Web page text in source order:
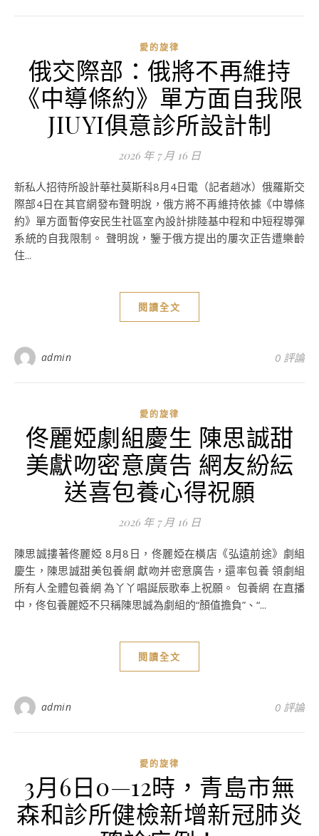
愛的旋律
俄交際部：俄將不再維持
《中導條約》單方面自我限
JIUYI俱意診所設計制
2026 年 7 月 16 日
新私人招待所設計華社莫斯科8月4日電（記者趙冰）俄羅斯交
際部4日在其官網發布聲明說，俄方將不再維持依據《中導條
約》單方面暫停安民生社區室內設計排陸基中程和中短程導彈
系統的自我限制。 聲明說，鑒于俄方提出的屢次正告遭樂齡
住...
閱讀全文
admin 0 評論
愛的旋律
佟麗婭劇組慶生 陳思誠甜
美獻吻密意廣告 網友紛紜
送喜包養心得祝願
2026 年 7 月 16 日
陳思誠摟著佟麗婭 8月8日，佟麗婭在橫店《弘遠前途》劇組
慶生，陳思誠甜美包養網 獻吻并密意廣告，還率包養 領劇組
所有人全體包養網 為丫丫唱誕辰歌奉上祝願。 包養網 在直播
中，佟包養麗婭不只稱陳思誠為劇組的“顏值擔負”、“...
閱讀全文
admin 0 評論
愛的旋律
3月6日0—12時，青島市無
森和診所健檢新增新冠肺炎